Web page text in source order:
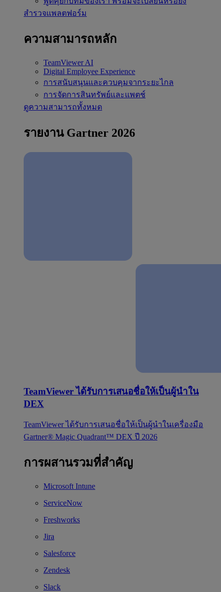
สำรวจแพลตฟอร์ม
ความสามารถหลัก
TeamViewer AI
Digital Employee Experience
การสนับสนุนและควบคุมจากระยะไกล
การจัดการสินทรัพย์และแพตช์
ดูความสามารถทั้งหมด
รายงาน Gartner 2026
TeamViewer ได้รับการเสนอชื่อให้เป็นผู้นำใน
DEX
TeamViewer ได้รับการเสนอชื่อให้เป็นผู้นำในเครื่องมือ
Gartner® Magic Quadrant™ DEX ปี 2026
การผสานรวมที่สำคัญ
Microsoft Intune
ServiceNow
Freshworks
Jira
Salesforce
Zendesk
Slack